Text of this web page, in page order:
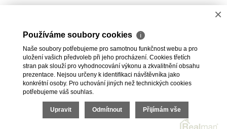
×
Používáme soubory cookies ℹ
Naše soubory potřebujeme pro samotnou funkčnost webu a pro
uložení vašich předvoleb při jeho procházení. Cookies třetích
stran pak slouží pro vyhodnocování výkonu a zkvalitnění obsahu
prezentace. Nejsou určeny k identifikaci návštěvníka jako
konkrétní osoby. Pro uchování jiných než technických cookies
potřebujeme váš souhlas.
Upravit Odmítnout Přijímám vše